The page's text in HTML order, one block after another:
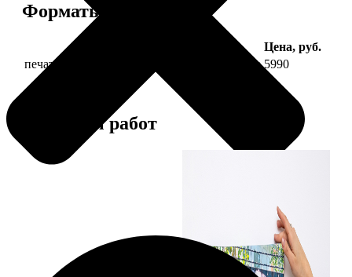
Форматы и цены
Цена, руб.
печать фото на холсте 50х70 на подрамнике 5990
Примеры работ